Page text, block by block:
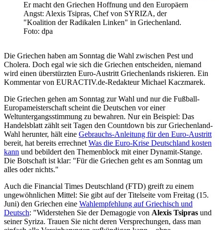
Er macht den Griechen Hoffnung und den Europäern
Angst: Alexis Tsipras, Chef von SYRIZA, der
"Koalition der Radikalen Linken" in Griechenland.
Foto: dpa
Die Griechen haben am Sonntag die Wahl zwischen Pest und
Cholera. Doch egal wie sich die Griechen entscheiden, niemand
wird einen überstürzten Euro-Austritt Griechenlands riskieren. Ein
Kommentar von EURACTIV.de-Redakteur Michael Kaczmarek.
Die Griechen gehen am Sonntag zur Wahl und nur die Fußball-
Europameisterschaft scheint die Deutschen vor einer
Weltuntergangsstimmung zu bewahren. Nur ein Beispiel: Das
Handelsblatt zählt seit Tagen den Countdown bis zur Griechenland-
Wahl herunter, hält eine Gebrauchs-Anleitung für den Euro-Austritt
bereit, hat bereits errechnet Was die Euro-Krise Deutschland kosten
kann und bebildert den Themenblock mit einer Dynamit-Stange.
Die Botschaft ist klar: "Für die Griechen geht es am Sonntag um
alles oder nichts."
Auch die Financial Times Deutschland (FTD) greift zu einem
ungewöhnlichen Mittel: Sie gibt auf der Titelseite vom Freitag (15.
Juni) den Griechen eine Wahlempfehlung auf Griechisch und
Deutsch: "Widerstehen Sie der Demagogie von Alexis Tsipras und
seiner Syriza. Trauen Sie nicht deren Versprechungen, dass man